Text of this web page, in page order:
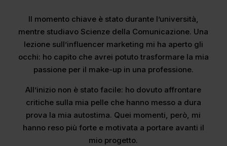
Il momento chiave è stato durante l’università,
mentre studiavo Scienze della Comunicazione. Una
lezione sull’influencer marketing mi ha aperto gli
occhi: ho capito che avrei potuto trasformare la mia
passione per il make-up in una professione.
All’inizio non è stato facile: ho dovuto affrontare
critiche sulla mia pelle che hanno messo a dura
prova la mia autostima. Quei momenti, però, mi
hanno reso più forte e motivata a portare avanti il
mio progetto.